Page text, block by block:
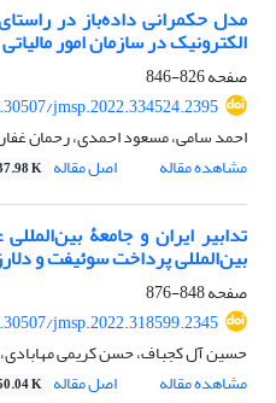
مدل حکمرانی داده‌باز در
الکترونیک در سازمان امور مالیاتی
صفحه826-846
jmsp.2022.334524.2395
احمد سامی، مسعود احمدی، رحمان
مشاهده مقاله
اصل مقاله K
تدابیر ایران و جامعۀ
بین‌المللی پرداخت سوئیفت و
صفحه848-876
jmsp.2022.318599.2345
حسین آل کجباف، حسن کریمی مهابادی،
مشاهده مقاله
اصل مقاله K